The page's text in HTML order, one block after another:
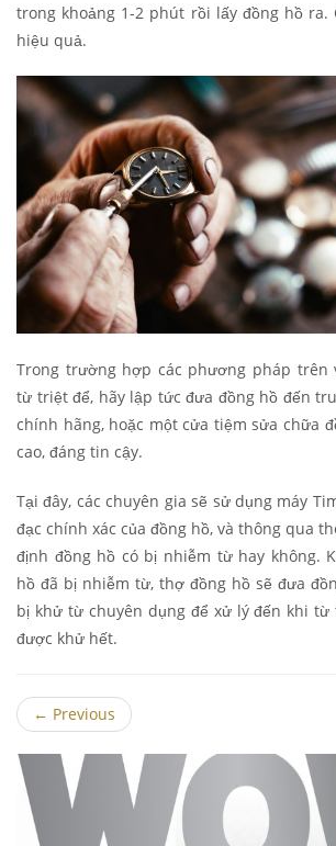
trong khoảng 1-2 phút rồi lấy đồng hồ ra.
hiệu quả.
Trong trường hợp các phương pháp trên
từ triệt để, hãy lập tức đưa đồng hồ đến
chính hãng, hoặc một cửa tiệm sửa chữa
cao, đáng tin cậy.
Tại đây, các chuyên gia sẽ sử dụng máy
đạc chính xác của đồng hồ, và thông qua
định đồng hồ có bị nhiễm từ hay không.
hồ đã bị nhiễm từ, thợ đồng hồ sẽ đưa
bị khử từ chuyên dụng để xử lý đến khi
được khử hết.
← Previous